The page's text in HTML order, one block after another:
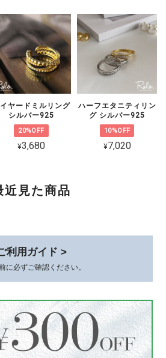
ましたことを心よりお詫び申し上げ
。 状態を確認のうえ対応をご案内
しますので、恐れ入りますがショッ
お問い合わせよりご連絡いただけま
幸いです。
インピアス シルバー925
気に入ってます。 着けていると褒めて貰え
、いつもありがとうございます😊
てから時間が経った今も、またこうし
声を届けていただけて、本当に嬉し
す。 身につけていて、褒めていた
ーンをお届けできたことが何より励み
。 梱包についてもお言葉をいただ
ありがとうございます。これからも
にお届けしてまいります😊
ヤードミルリング
シルバー925
20%OFF
¥3,680
ハーフエタニティリン
グ シルバー925
10%OFF
¥7,020
近見た商品
利用ガイド >
に必ずご確認ください。